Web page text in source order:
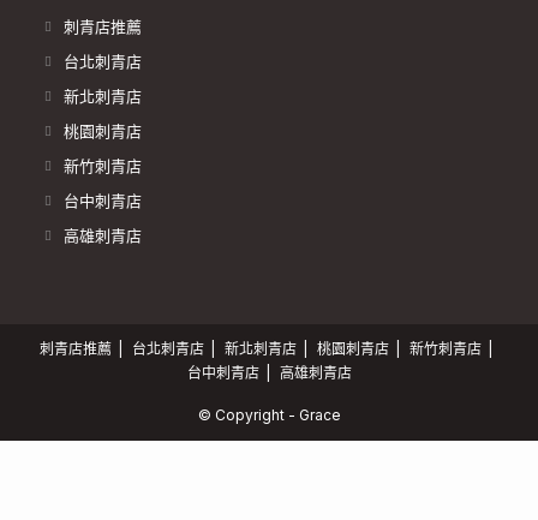
刺青店推薦
台北刺青店
新北刺青店
桃園刺青店
新竹刺青店
台中刺青店
高雄刺青店
刺青店推薦 台北刺青店 新北刺青店 桃園刺青店
新竹刺青店
台中刺青店
高雄刺青店
© Copyright - Grace